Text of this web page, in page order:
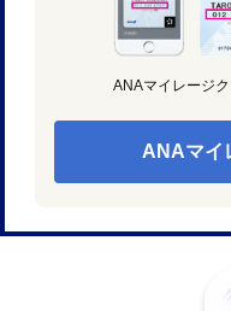
ANAマイレージ
ANAマイ